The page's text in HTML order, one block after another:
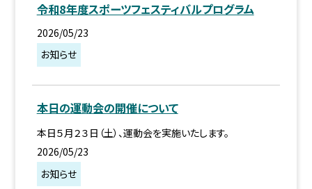
令和8年度スポーツフェスティバルプログラム
2026/05/23
お知らせ
本日の運動会の開催について
本日５月２３日（土）、運動会を実施いたします。
2026/05/23
お知らせ